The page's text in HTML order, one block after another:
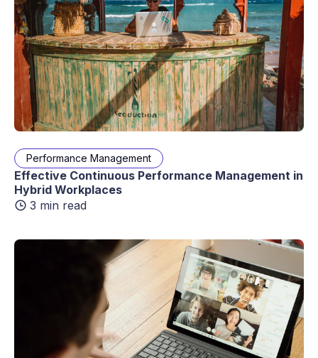
Performance Management
Effective Continuous Performance Management in
Hybrid Workplaces
3 min read